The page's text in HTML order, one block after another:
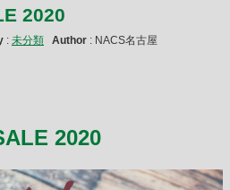
2020
: 未分類 Author : NACS名古屋
2020